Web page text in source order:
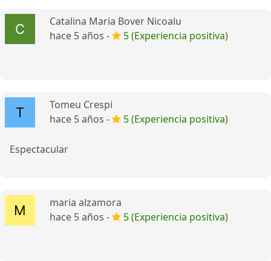
Catalina Maria Bover Nicoalu
hace 5 años -
5 (Experiencia positiva)
Tomeu Crespi
hace 5 años -
5 (Experiencia positiva)
Espectacular
maria alzamora
hace 5 años -
5 (Experiencia positiva)